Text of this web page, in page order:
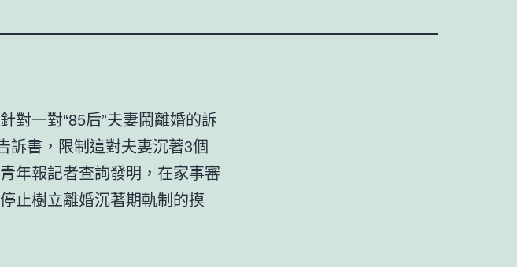
對一對“85后”夫妻鬧離婚的訴
訴書，限制這對夫妻沉著3個
年報記者查詢發明，在家事審
止樹立離婚沉著期軌制的摸